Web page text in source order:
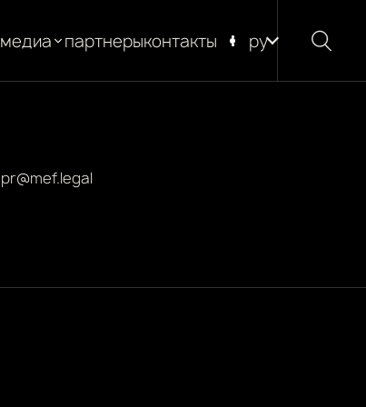
медиа
новости
партнерыконтакты ру
pr@mef.legal